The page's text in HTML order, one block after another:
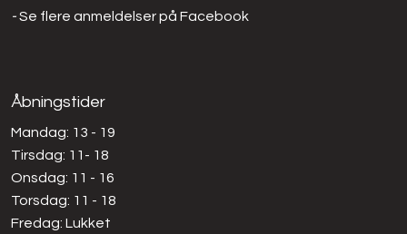
​-Se flere anmeldelser på Facebook
Åbningstider
Mandag: 13 - 19
Tirsdag: 11- 18
Onsdag: 11 - 16
Torsdag: 11 - 18
Fredag: Lukket​